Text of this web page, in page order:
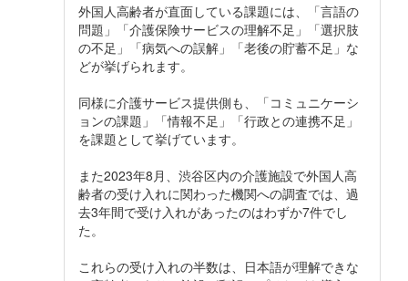
外国人高齢者が直面している課題には、「言語の
問題」「介護保険サービスの理解不足」「選択肢
の不足」「病気への誤解」「老後の貯蓄不足」な
どが挙げられます。
同様に介護サービス提供側も、「コミュニケーシ
ョンの課題」「情報不足」「行政との連携不足」
を課題として挙げています。
また2023年8月、渋谷区内の介護施設で外国人高
齢者の受け入れに関わった機関への調査では、過
去3年間で受け入れがあったのはわずか7件でし
た。
これらの受け入れの半数は、日本語が理解できな